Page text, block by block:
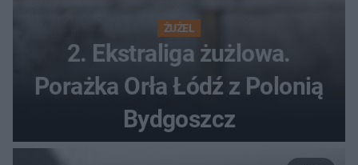
ŻUŻEL
2. Ekstraliga żużlowa.
Porażka Orła Łódź z Polonią
Bydgoszcz